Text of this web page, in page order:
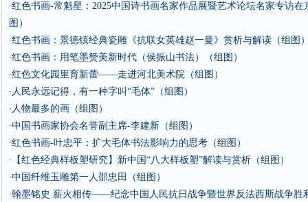
·红色书画-常魁星：2025中国诗书画名家作品展暨艺术论坛名家专访在
图）
·红色书画：景德镇经典瓷雕《抗联女英雄赵一曼》赏析与解读（组图
·红色书画：用笔墨赞美新时代（侯振山书法）（组图）
·红色文化园里育新蕾——走进河北美术院（组图）
· 人民永远记得，有一种字叫“毛体”（组图）
· 人物最多的画（组图）
·中国书画家协会名誉副主席-李建新（组图）
·红色书画-叶忠平：扩大毛体书法影响力的思考（组图）
· 【红色经典样板塑研究】新中国“八大样板塑”解读与赏析（组图）
·中国纤维玉雕第一人邵忠田（组图）
·翰墨铭史 薪火相传——纪念中国人民抗日战争暨世界反法西斯战争胜